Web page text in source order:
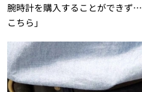
腕時計を購入することができ
こちら」